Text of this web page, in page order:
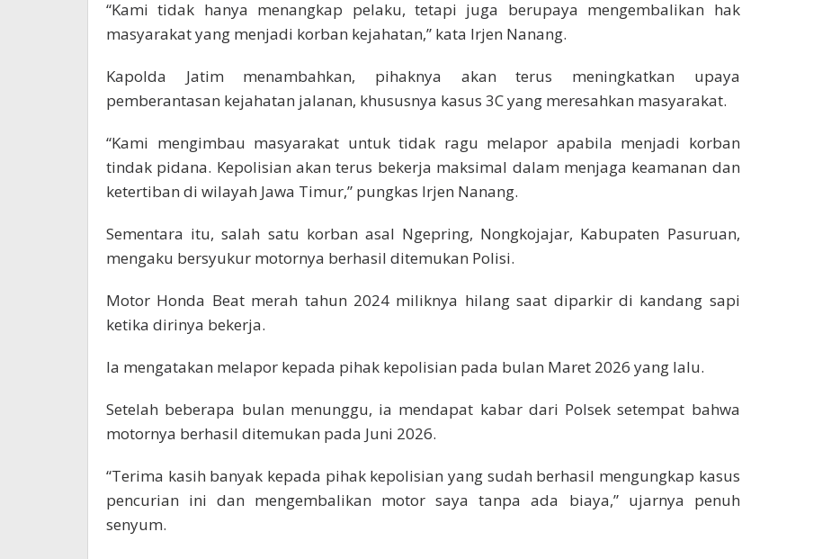
“Kami tidak hanya menangkap pelaku, tetapi juga berupaya mengembalikan hak
masyarakat yang menjadi korban kejahatan,” kata Irjen Nanang.
Kapolda Jatim menambahkan, pihaknya akan terus meningkatkan upaya
pemberantasan kejahatan jalanan, khususnya kasus 3C yang meresahkan masyarakat.
“Kami mengimbau masyarakat untuk tidak ragu melapor apabila menjadi korban
tindak pidana. Kepolisian akan terus bekerja maksimal dalam menjaga keamanan dan
ketertiban di wilayah Jawa Timur,” pungkas Irjen Nanang.
Sementara itu, salah satu korban asal Ngepring, Nongkojajar, Kabupaten Pasuruan,
mengaku bersyukur motornya berhasil ditemukan Polisi.
Motor Honda Beat merah tahun 2024 miliknya hilang saat diparkir di kandang sapi
ketika dirinya bekerja.
Ia mengatakan melapor kepada pihak kepolisian pada bulan Maret 2026 yang lalu.
Setelah beberapa bulan menunggu, ia mendapat kabar dari Polsek setempat bahwa
motornya berhasil ditemukan pada Juni 2026.
“Terima kasih banyak kepada pihak kepolisian yang sudah berhasil mengungkap kasus
pencurian ini dan mengembalikan motor saya tanpa ada biaya,” ujarnya penuh
senyum.